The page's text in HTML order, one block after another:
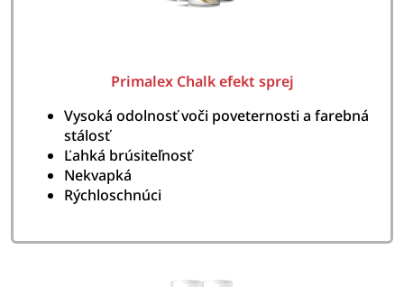
Primalex Chalk efekt sprej
Vysoká odolnosť voči poveternosti a farebná
stálosť
Ľahká brúsiteľnosť
Nekvapká
Rýchloschnúci